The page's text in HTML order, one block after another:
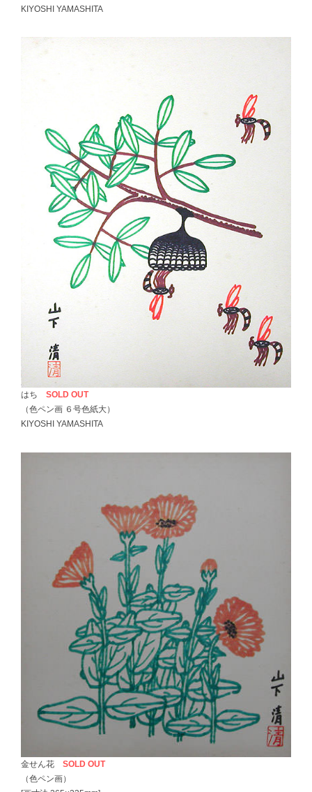
KIYOSHI YAMASHITA
はち
SOLD OUT
（色ペン画 ６号色紙大）
KIYOSHI YAMASHITA
金せん花
SOLD OUT
（色ペン画）